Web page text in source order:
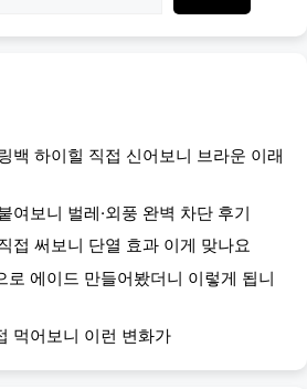
백 하이힐 직접 신어보니 브라운 이래
여보니 벌레·외풍 완벽 차단 후기
접 써보니 단열 효과 이게 맞나요
로 에이드 만들어봤더니 이렇게 됩니
먹어보니 이런 변화가